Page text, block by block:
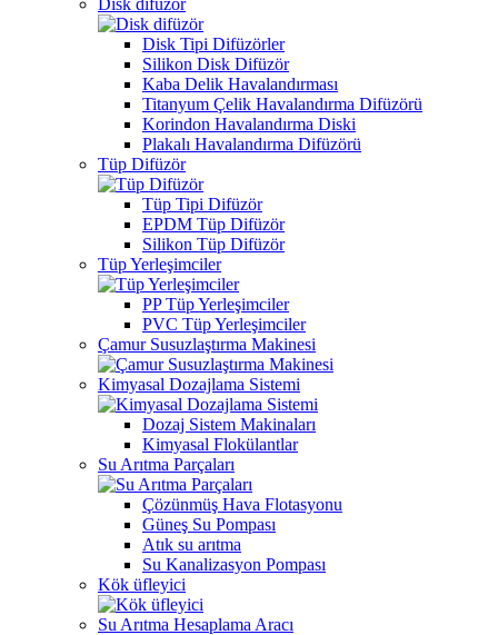
Disk difüzör
Disk Tipi Difüzörler
Silikon Disk Difüzör
Kaba Delik Havalandırması
Titanyum Çelik Havalandırma Difüzörü
Korindon Havalandırma Diski
Plakalı Havalandırma Difüzörü
Tüp Difüzör
Tüp Tipi Difüzör
EPDM Tüp Difüzör
Silikon Tüp Difüzör
Tüp Yerleşimciler
PP Tüp Yerleşimciler
PVC Tüp Yerleşimciler
Çamur Susuzlaştırma Makinesi
Kimyasal Dozajlama Sistemi
Dozaj Sistem Makinaları
Kimyasal Flokülantlar
Su Arıtma Parçaları
Çözünmüş Hava Flotasyonu
Güneş Su Pompası
Atık su arıtma
Su Kanalizasyon Pompası
Kök üfleyici
Su Arıtma Hesaplama Aracı